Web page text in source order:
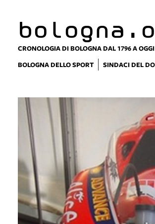
CRONOLOGIA DI BOLOGNA DAL 1796 A OGGI
BOLOGNA DELLO SPORT
SINDACI DEL